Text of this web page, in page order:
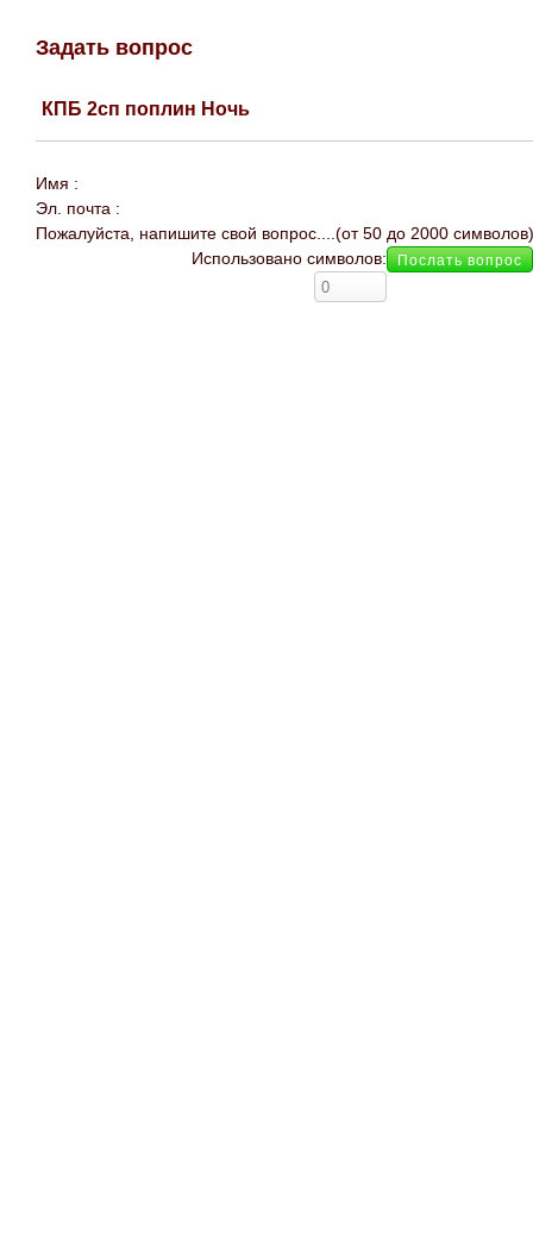
Задать вопрос
КПБ 2сп поплин Ночь
Имя :
Эл. почта :
Пожалуйста, напишите свой вопрос....(от 50 до 2000 символов)
Использовано символов: